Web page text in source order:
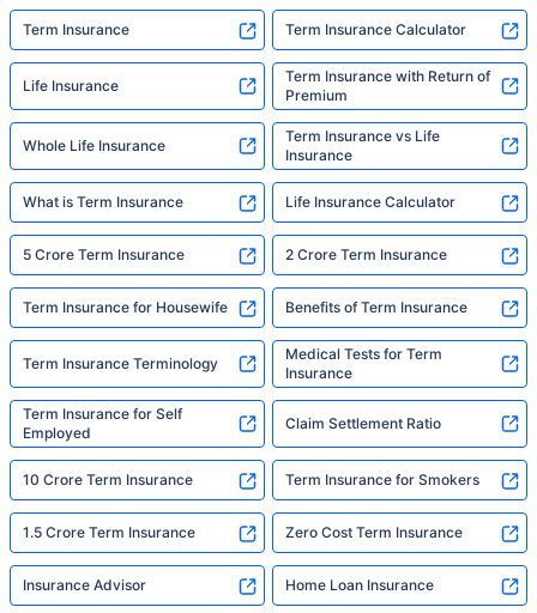
Term Insurance Term Insurance Calculator
Life Insurance
Term Insurance with Return of
Premium
Whole Life Insurance
Term Insurance vs Life
Insurance
What is Term Insurance Life Insurance Calculator
5 Crore Term Insurance 2 Crore Term Insurance
Term Insurance for Housewife Benefits of Term Insurance
Term Insurance Terminology
Medical Tests for Term
Insurance
Term Insurance for Self
Employed
Claim Settlement Ratio
10 Crore Term Insurance Term Insurance for Smokers
1.5 Crore Term Insurance Zero Cost Term Insurance
Insurance Advisor Home Loan Insurance